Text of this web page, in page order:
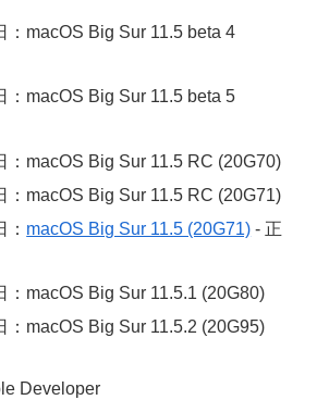
：macOS Big Sur 11.5 beta 4
：macOS Big Sur 11.5 beta 5
：macOS Big Sur 11.5 RC (20G70)
：macOS Big Sur 11.5 RC (20G71)
macOS Big Sur 11.5 (20G71) - 正
：macOS Big Sur 11.5.1 (20G80)
：macOS Big Sur 11.5.2 (20G95)
Developer